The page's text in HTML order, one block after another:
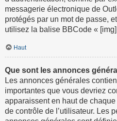
messagerie électronique de
protégés par un mot de passe,
utilisez la balise BBCode «
Haut
Que sont les annonces
Les annonces générales
importantes que vous devriez
apparaissent en haut de
de contrôle de l’utilisateur. Les